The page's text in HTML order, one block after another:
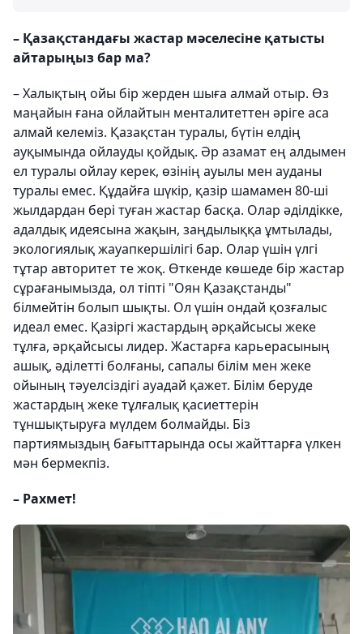
– Қазақстандағы жастар мәселесіне қатысты
айтарыңыз бар ма?
– Халықтың ойы бір жерден шыға алмай отыр. Өз
маңайын ғана ойлайтын менталитеттен әріге аса
алмай келеміз. Қазақстан туралы, бүтін елдің
ауқымында ойлауды қойдық. Әр азамат ең алдымен
ел туралы ойлау керек, өзінің ауылы мен ауданы
туралы емес. Құдайға шүкір, қазір шамамен 80-ші
жылдардан бері туған жастар басқа. Олар әділдікке,
адалдық идеясына жақын, заңдылыққа ұмтылады,
экологиялық жауапкершілігі бар. Олар үшін үлгі
тұтар авторитет те жоқ. Өткенде көшеде бір жастар
сұрағанымызда, ол тіпті "Оян Қазақстанды"
білмейтін болып шықты. Ол үшін ондай қозғалыс
идеал емес. Қазіргі жастардың әрқайсысы жеке
тұлға, әрқайсысы лидер. Жастарға карьерасының
ашық, әділетті болғаны, сапалы білім мен жеке
ойының тәуелсіздігі ауадай қажет. Білім беруде
жастардың жеке тұлғалық қасиеттерін
тұншықтыруға мүлдем болмайды. Біз
партиямыздың бағыттарында осы жайттарға үлкен
мән бермекпіз.
– Рахмет!